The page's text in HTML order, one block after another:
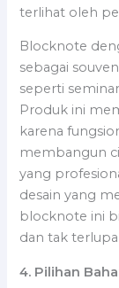
terlihat oleh
Blocknote
sebagai
seperti
Produk ini
karena
membangun
yang
desain yang
blocknote ini
dan tak
4. Pilihan